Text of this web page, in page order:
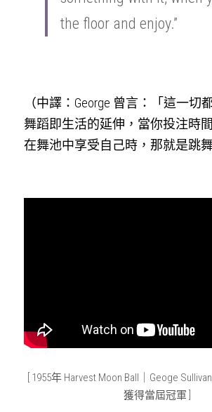
the floor and enjoy.”
（中譯：George 曾言：「這一切
舞蹈即生活的延伸，當你投注時
在舞池中享受自己時，那就是跳舞
[ 1955年 Harvest Moon Ball｜Geoge
獲得當屆冠軍 ]